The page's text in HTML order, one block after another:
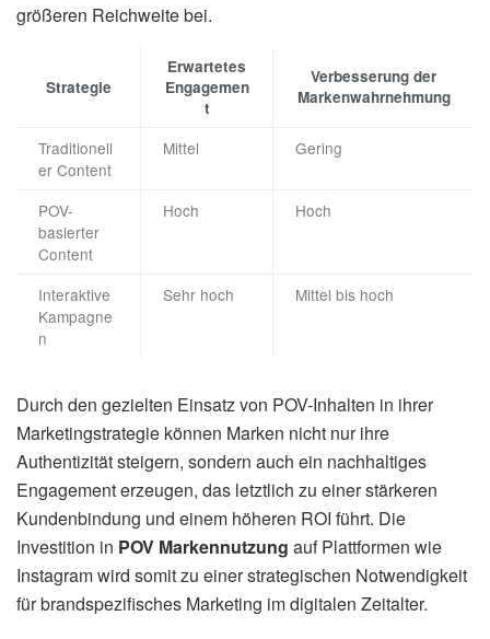
größeren Reichweite bei.
Strategie
Erwartetes
Engagemen
t
Verbesserung der
Markenwahrnehmung
Traditionell
er Content
Mittel Gering
POV-
basierter
Content
Hoch Hoch
Interaktive
Kampagne
n
Sehr hoch Mittel bis hoch
Durch den gezielten Einsatz von POV-Inhalten in ihrer
Marketingstrategie können Marken nicht nur ihre
Authentizität steigern, sondern auch ein nachhaltiges
Engagement erzeugen, das letztlich zu einer stärkeren
Kundenbindung und einem höheren ROI führt. Die
Investition in POV Markennutzung auf Plattformen wie
Instagram wird somit zu einer strategischen Notwendigkeit
für brandspezifisches Marketing im digitalen Zeitalter.